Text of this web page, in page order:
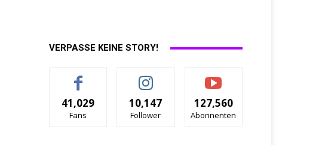
VERPASSE KEINE STORY!
41,029
Fans
10,147
Follower
127,560
Abonnenten